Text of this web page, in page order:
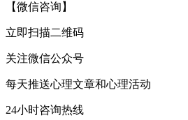
【微信咨询】
立即扫描二维码
关注微信公众号
每天推送心理文章和心理活动
24小时咨询热线